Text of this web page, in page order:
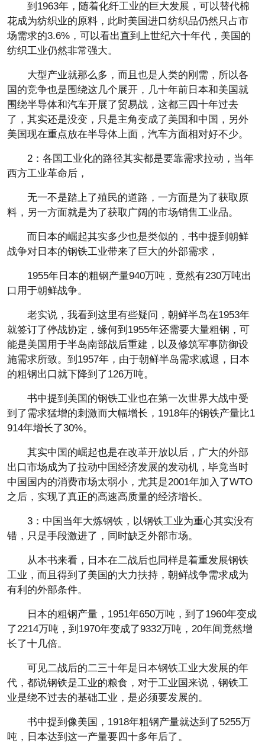
到1963年，随着化纤工业的巨大发展，可以替代棉
花成为纺织业的原料，此时美国进口纺织品仍然只占市
场需求的3.6%，可以看出直到上世纪六十年代，美国的
纺织工业仍然非常强大。
大型产业就那么多，而且也是人类的刚需，所以各
国的竞争也是围绕这几个展开，几十年前日本和美国就
围绕半导体和汽车开展了贸易战，这都三四十年过去
了，其实还是没变，只是主角变成了美国和中国，另外
美国现在重点放在半导体上面，汽车方面相对好不少。
2：各国工业化的路径其实都是要靠需求拉动，当年
西方工业革命后，
无一不是踏上了殖民的道路，一方面是为了获取原
料，另一方面就是为了获取广阔的市场销售工业品。
而日本的崛起其实多少也是类似的，书中提到朝鲜
战争对日本的钢铁工业带来了巨大的外部需求，
1955年日本的粗钢产量940万吨，竟然有230万吨出
口用于朝鲜战争。
老实说，我看到这里有些疑问，朝鲜半岛在1953年
就签订了停战协定，缘何到1955年还需要大量粗钢，可
能是美国用于半岛南部战后重建，以及修筑军事防御设
施需求所致。到1957年，由于朝鲜半岛需求减退，日本
的粗钢出口就下降到了126万吨。
书中提到美国的钢铁工业也在第一次世界大战中受
到了需求猛增的刺激而大幅增长，1918年的钢铁产量比1
914年增长了30%。
其实中国的崛起也是在改革开放以后，广大的外部
出口市场成为了拉动中国经济发展的发动机，毕竟当时
中国国内的消费市场太弱小，尤其是2001年加入了WTO
之后，实现了真正的高速高质量的经济增长。
3：中国当年大炼钢铁，以钢铁工业为重心其实没有
错，只是手段激进了，同时缺乏外部市场。
从本书来看，日本在二战后也同样是着重发展钢铁
工业，而且得到了美国的大力扶持，朝鲜战争需求成为
有利的外部条件。
日本的粗钢产量，1951年650万吨，到了1960年变成
了2214万吨，到1970年变成了9332万吨，20年间竟然增
长了十几倍。
可见二战后的二三十年是日本钢铁工业大发展的年
代，都说钢铁是工业的粮食，对于工业国来说，钢铁工
业是绕不过去的基础工业，是必须要发展的。
书中提到像美国，1918年粗钢产量就达到了5255万
吨，日本达到这一产量要四十多年后了。